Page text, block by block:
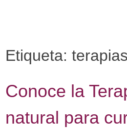
Etiqueta:
Conoce la
natural para